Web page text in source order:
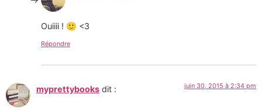
Ouiiii ! 🙂 <3
Répondre
myprettybooks dit : juin 30, 2015 à 2:34 pm